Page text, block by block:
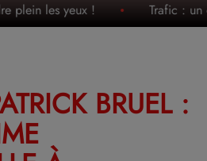
plein les yeux ! Trafic : un
BRUEL :